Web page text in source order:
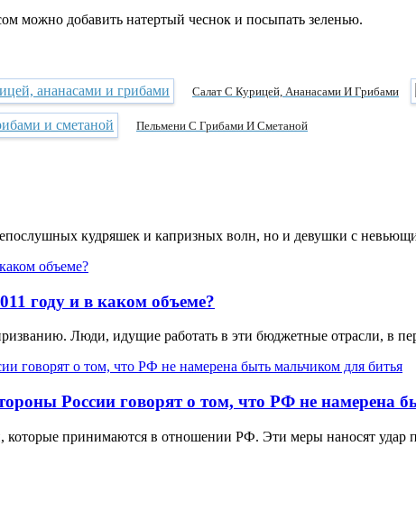
можно добавить натертый чеснок и посыпать зеленью.
Салат С Курицей, Ананасами И Грибами
Пельмени С Грибами И Сметаной
кудряшек и капризных волн, но и девушки с
году и в каком объеме?
Люди, идущие работать в эти бюджетные отрасли, в
России говорят о том, что РФ не намерена
которые принимаются в отношении РФ. Эти меры наносят удар